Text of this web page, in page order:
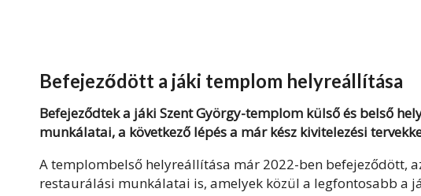
Befejeződött a jáki templom helyreállítása
Befejeződtek a jáki Szent György-templom külső és belső
munkálatai, a következő lépés a már kész kivitelezési
A templombelső helyreállítása már 2022-ben befejeződött,
restaurálási munkálatai is, amelyek közül a legfontosabb a